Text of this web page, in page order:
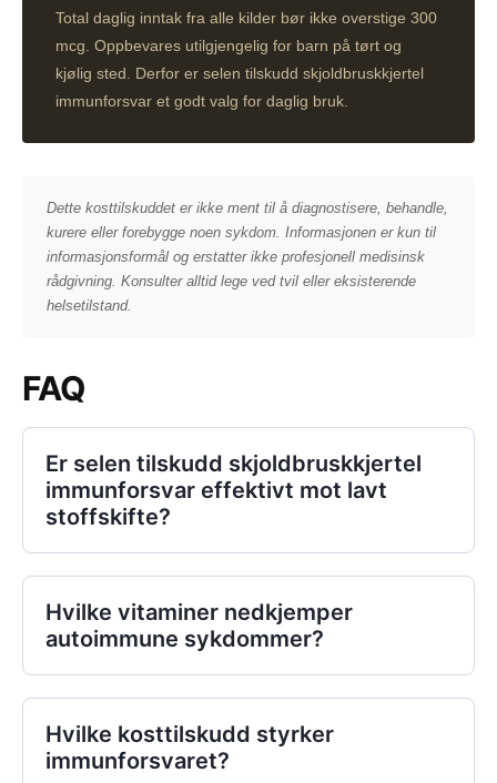
Total daglig inntak fra alle kilder bør ikke overstige 300
mcg. Oppbevares utilgjengelig for barn på tørt og
kjølig sted. Derfor er selen tilskudd skjoldbruskkjertel
immunforsvar et godt valg for daglig bruk.
Dette kosttilskuddet er ikke ment til å diagnostisere, behandle,
kurere eller forebygge noen sykdom. Informasjonen er kun til
informasjonsformål og erstatter ikke profesjonell medisinsk
rådgivning. Konsulter alltid lege ved tvil eller eksisterende
helsetilstand.
FAQ
Er selen tilskudd skjoldbruskkjertel
immunforsvar effektivt mot lavt
stoffskifte?
Hvilke vitaminer nedkjemper
autoimmune sykdommer?
Hvilke kosttilskudd styrker
immunforsvaret?